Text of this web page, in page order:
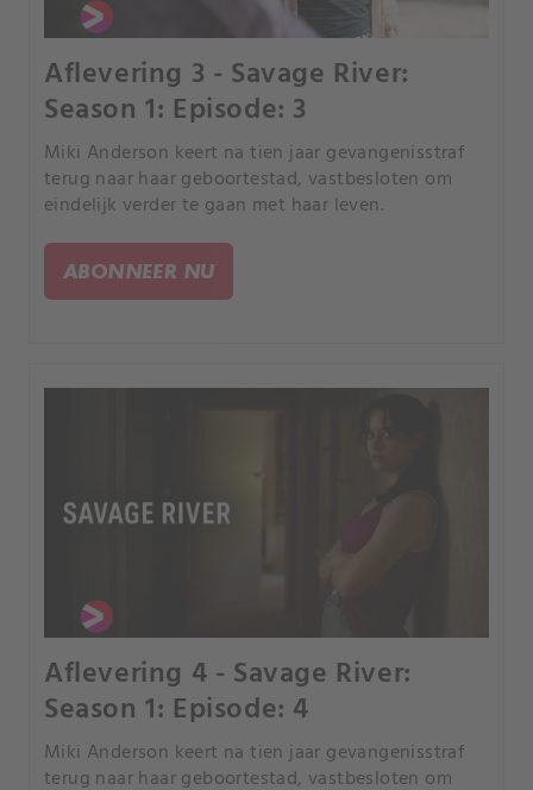
Aflevering 3 - Savage River:
Season 1: Episode: 3
Miki Anderson keert na tien jaar gevangenisstraf
terug naar haar geboortestad, vastbesloten om
eindelijk verder te gaan met haar leven.
ABONNEER NU
Aflevering 4 - Savage River:
Season 1: Episode: 4
Miki Anderson keert na tien jaar gevangenisstraf
terug naar haar geboortestad, vastbesloten om